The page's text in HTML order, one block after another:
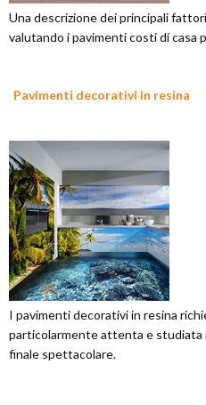
Una descrizione dei principali
valutando i pavimenti costi di casa
Pavimenti decorativi in resina
I pavimenti decorativi in resina
particolarmente attenta e
finale spettacolare.